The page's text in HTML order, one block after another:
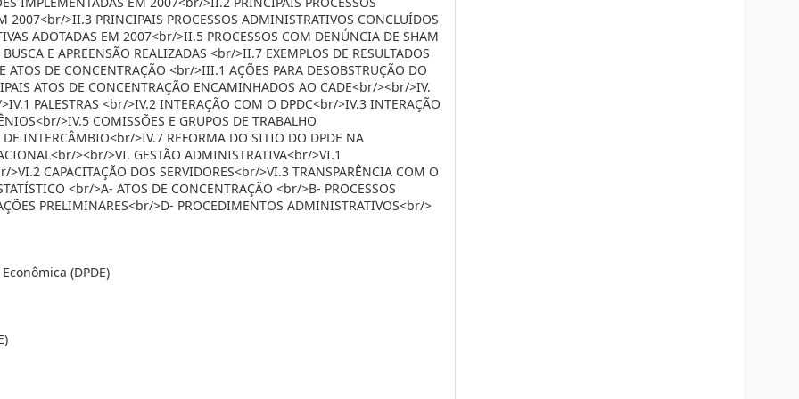
2007<br/>II.3 PRINCIPAIS PROCESSOS ADMINISTRATIVOS CONCLUÍDOS
ADOTADAS EM 2007<br/>II.5 PROCESSOS COM DENÚNCIA DE SHAM
E APREENSÃO REALIZADAS <br/>II.7 EXEMPLOS DE RESULTADOS
DE CONCENTRAÇÃO <br/>III.1 AÇÕES PARA DESOBSTRUÇÃO DO
ATOS DE CONCENTRAÇÃO ENCAMINHADOS AO CADE<br/><br/>IV.
PALESTRAS <br/>IV.2 INTERAÇÃO COM O DPDC<br/>IV.3 INTERAÇÃO
>IV.5 COMISSÕES E GRUPOS DE TRABALHO
INTERCÂMBIO<br/>IV.7 REFORMA DO SITIO DO DPDE NA
><br/>VI. GESTÃO ADMINISTRATIVA<br/>VI.1
CAPACITAÇÃO DOS SERVIDORES<br/>VI.3 TRANSPARÊNCIA COM O
<br/>A- ATOS DE CONCENTRAÇÃO <br/>B- PROCESSOS
PRELIMINARES<br/>D- PROCEDIMENTOS ADMINISTRATIVOS<br/>
(DPDE)